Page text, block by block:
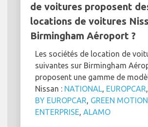
de voitures proposent
locations de voitures
Birmingham Aéroport ?
Les sociétés de location de
suivantes sur Birmingham
proposent une gamme de
Nissan : NATIONAL EUROPCAR
BY EUROPCAR GREEN MOTION
ENTERPRISE ALAMO